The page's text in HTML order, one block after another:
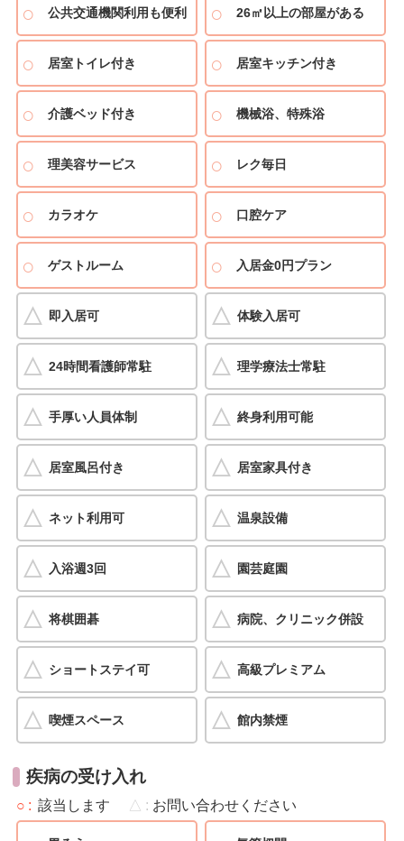
公共交通機関利用も便利 26㎡以上の部屋がある
居室トイレ付き 居室キッチン付き
介護ベッド付き 機械浴、特殊浴
理美容サービス レク毎日
カラオケ 口腔ケア
ゲストルーム 入居金0円プラン
即入居可 体験入居可
24時間看護師常駐 理学療法士常駐
手厚い人員体制 終身利用可能
居室風呂付き 居室家具付き
ネット利用可 温泉設備
入浴週3回 園芸庭園
将棋囲碁 病院、クリニック併設
ショートステイ可 高級プレミアム
喫煙スペース 館内禁煙
疾病の受け入れ
○ 該当します △ お問い合わせください